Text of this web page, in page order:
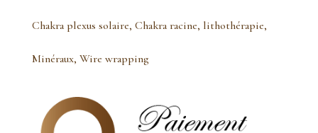
nodule
septaria
Chakra plexus solaire, Chakra racine, lithothérapie,
Minéraux, Wire wrapping